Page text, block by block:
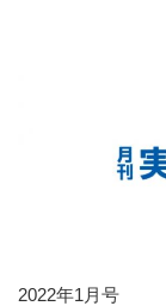
2022年1月号